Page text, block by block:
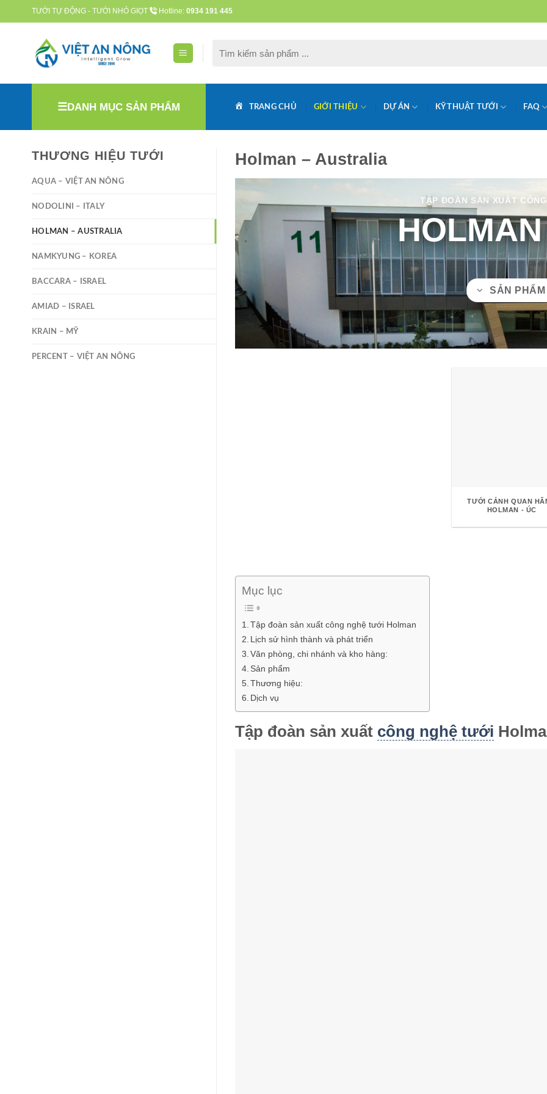
to
TƯỚI TỰ ĐỘNG - TƯỚI NHỎ GIỌT Hotline: 0934 191 445
kiếm:
DANH MỤC SẢN PHẨM TRANG CHỦ GIỚI THIỆU DỰ ÁN KỸ THUẬT TƯỚI FAQ
THƯƠNG HIỆU TƯỚI
AQUA – VIỆT AN NÔNG
NODOLINI – ITALY
HOLMAN – AUSTRALIA
NAMKYUNG – KOREA
BACCARA – ISRAEL
AMIAD – ISRAEL
KRAIN – MỸ
PERCENT – VIỆT AN NÔNG
Holman – Australia
TẬP ĐOÀN SẢN XUẤT
SẢN PHẨM
TƯỚI CẢNH QUAN
HOLMAN - ÚC
Mục lục
Tập đoàn sản xuất công nghệ tưới Holman
Lịch sử hình thành và phát triển
Văn phòng, chi nhánh và kho hàng:
Sản phẩm
Thương hiệu:
Dịch vụ
Tập đoàn sản xuất công nghệ tưới